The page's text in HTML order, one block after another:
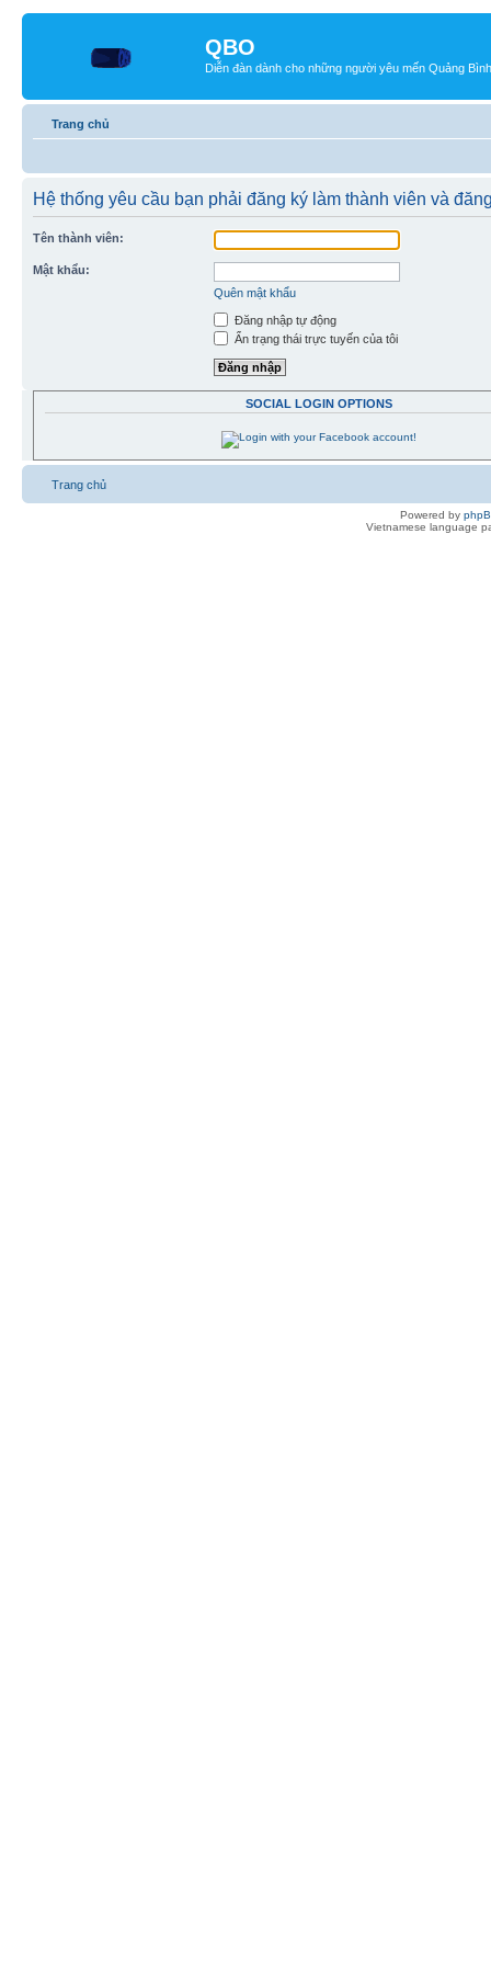
QBO
Diễn đàn dành cho những người yêu mến Quảng Bình
Trang chủ
Hệ thống yêu cầu bạn phải đăng ký làm thành viên và
Tên thành viên:
Mật khẩu:
Quên mật khẩu
Đăng nhập tự động
Ẩn trạng thái trực tuyến của tôi
SOCIAL LOGIN OPTIONS
Trang chủ
Powered by
Vietnamese language